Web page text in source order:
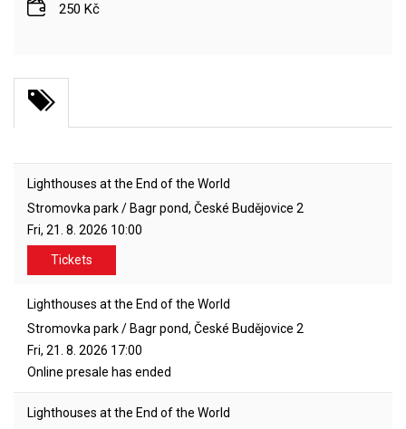
250 Kč
Lighthouses at the End of the World
Stromovka park / Bagr pond, České Budějovice 2
Fri, 21. 8. 2026 10:00
Tickets
Lighthouses at the End of the World
Stromovka park / Bagr pond, České Budějovice 2
Fri, 21. 8. 2026 17:00
Online presale has ended
Lighthouses at the End of the World